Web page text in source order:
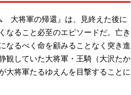
大将軍の帰還』は、見終えた後に
なること必至のエピソードだ。亡き
なるべく命を顧みることなく突き進
観していた大将軍・王騎（大沢たか
大将軍たるゆえんを目撃することに